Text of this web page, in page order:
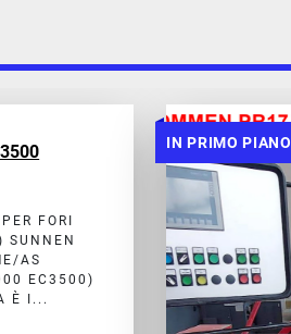
FORI
SUNNEN
AS
EC3500)
È I...
IN PRIMO PIANO